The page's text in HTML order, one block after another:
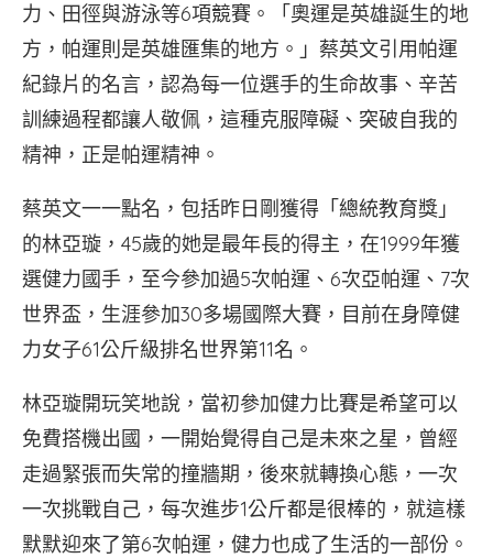
力、田徑與游泳等6項競賽。「奧運是英雄誕生的地
方，帕運則是英雄匯集的地方。」蔡英文引用帕運
紀錄片的名言，認為每一位選手的生命故事、辛苦
訓練過程都讓人敬佩，這種克服障礙、突破自我的
精神，正是帕運精神。
蔡英文一一點名，包括昨日剛獲得「總統教育獎」
的林亞璇，45歲的她是最年長的得主，在1999年獲
選健力國手，至今參加過5次帕運、6次亞帕運、7次
世界盃，生涯參加30多場國際大賽，目前在身障健
力女子61公斤級排名世界第11名。
林亞璇開玩笑地說，當初參加健力比賽是希望可以
免費搭機出國，一開始覺得自己是未來之星，曾經
走過緊張而失常的撞牆期，後來就轉換心態，一次
一次挑戰自己，每次進步1公斤都是很棒的，就這樣
默默迎來了第6次帕運，健力也成了生活的一部份。